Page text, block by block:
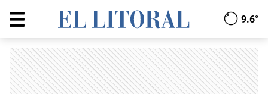
9.6°